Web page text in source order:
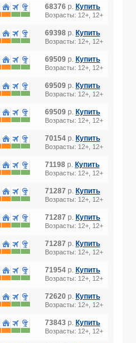
68376 р. Купить
Возрасты: 12+, 12+
69398 р. Купить
Возрасты: 12+, 12+
69509 р. Купить
Возрасты: 12+, 12+
69509 р. Купить
Возрасты: 12+, 12+
69509 р. Купить
Возрасты: 12+, 12+
70154 р. Купить
Возрасты: 12+, 12+
71198 р. Купить
Возрасты: 12+, 12+
71287 р. Купить
Возрасты: 12+, 12+
71287 р. Купить
Возрасты: 12+, 12+
71287 р. Купить
Возрасты: 12+, 12+
71954 р. Купить
Возрасты: 12+, 12+
72620 р. Купить
Возрасты: 12+, 12+
73843 р. Купить
Возрасты: 12+, 12+